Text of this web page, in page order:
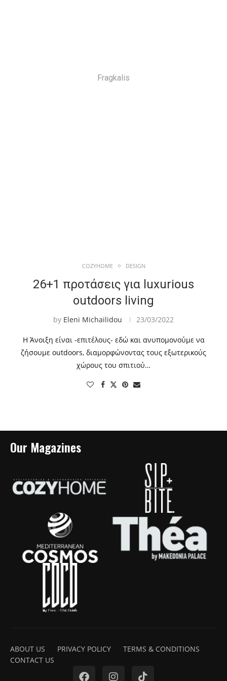
Fragkalis
COZYHOME DESIGN
26+1 προτάσεις για luxurious
outdoors living
by Eleni Michailidou 23/03/2022
Η Άνοιξη είναι -επιτέλους- εδώ και ανυπομονούμε να
ζήσουμε outdoors, διαμορφώνοντας τους εξωτερικούς
χώρους του σπιτιού…
Our Magazines
ABOUT US PRIVACY POLICY
TERMS & CONDITIONS
CONTACT US